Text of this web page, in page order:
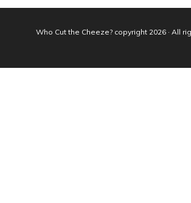
Who Cut the Cheeze? copyright 2026 · All